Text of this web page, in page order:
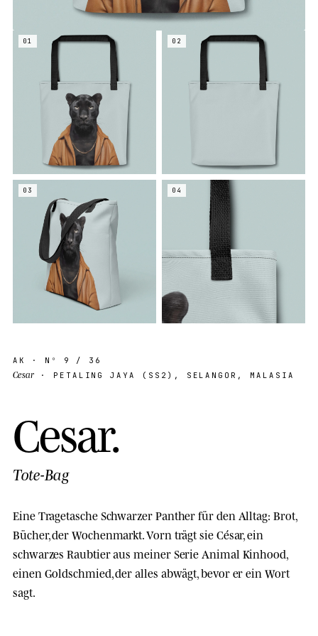
01 02
03 04
AK · Nº 9 / 36
Cesar · PETALING JAYA (SS2), SELANGOR, MALASIA
Cesar.
Tote-Bag
Eine Tragetasche Schwarzer Panther für den Alltag: Brot,
Bücher, der Wochenmarkt. Vorn trägt sie César, ein
schwarzes Raubtier aus meiner Serie Animal Kinhood,
einen Goldschmied, der alles abwägt, bevor er ein Wort
sagt.